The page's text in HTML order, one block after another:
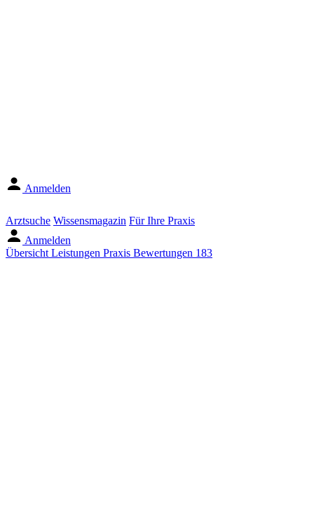
Anmelden
Arztsuche Wissensmagazin Für Ihre Praxis
Anmelden
Übersicht Leistungen Praxis Bewertungen 183